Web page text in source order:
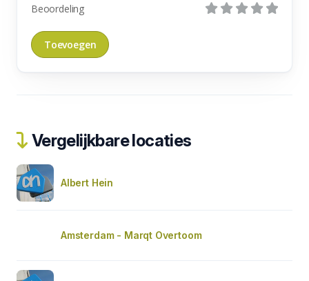
Beoordeling
Vergelijkbare locaties
Albert Hein
Amsterdam - Marqt Overtoom